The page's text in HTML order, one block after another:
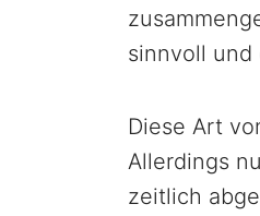
sinnvoll
Diese Art
Allerdings
zeitlich